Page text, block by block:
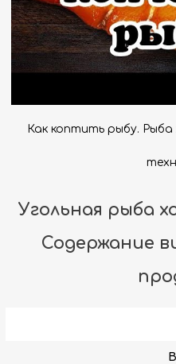
Как коптить рыбу.
Угольная рыба
Содержание